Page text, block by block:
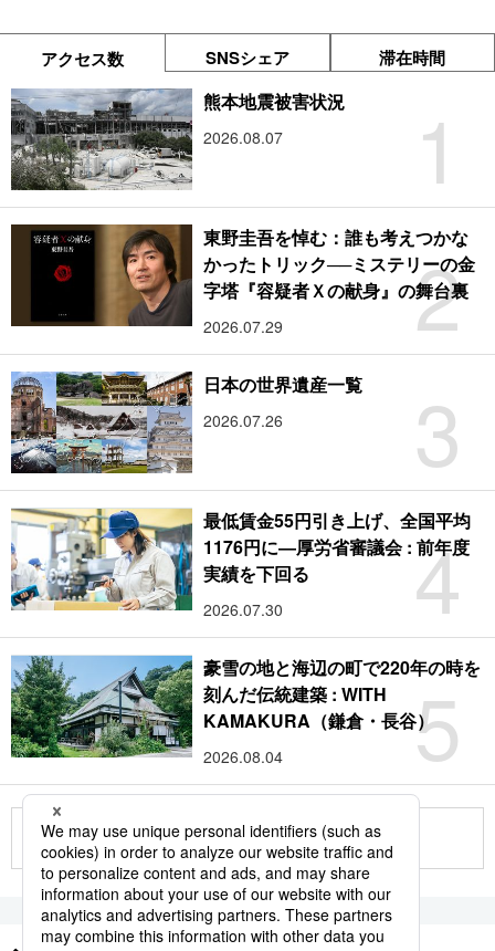
アクセス数 SNSシェア 滞在時間
1
熊本地震被害状況
2026.08.07
2
東野圭吾を悼む：誰も考えつかな
かったトリック──ミステリーの金
字塔『容疑者Ｘの献身』の舞台裏
2026.07.29
3
日本の世界遺産一覧
2026.07.26
4
最低賃金55円引き上げ、全国平均
1176円に―厚労省審議会 : 前年度
実績を下回る
2026.07.30
5
豪雪の地と海辺の町で220年の時を
刻んだ伝統建築 : WITH
KAMAKURA（鎌倉・長谷）
2026.08.04
もっと見る